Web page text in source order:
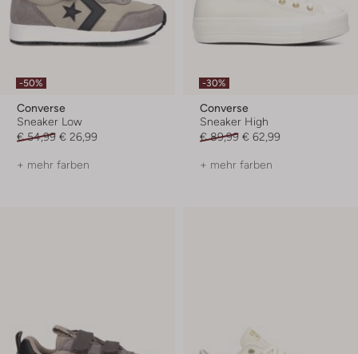
-50%
Converse
Sneaker Low
€ 54,99 € 26,99
+ mehr farben
-30%
Converse
Sneaker High
€ 89,99 € 62,99
+ mehr farben